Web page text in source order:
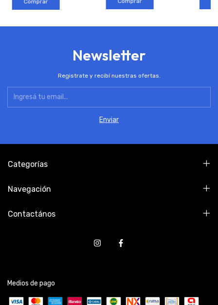
Newsletter
Registrate y recibí nuestras ofertas.
Categorías
Navegación
Contactános
Medios de pago